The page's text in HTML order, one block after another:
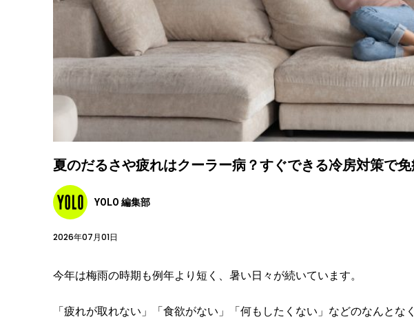
夏のだるさや疲れはクーラー病？すぐできる冷房対策で免
YOLO 編集部
2026年07月01日
今年は梅雨の時期も例年より短く、暑い日々が続いています。
「疲れが取れない」「食欲がない」「何もしたくない」などのなんと